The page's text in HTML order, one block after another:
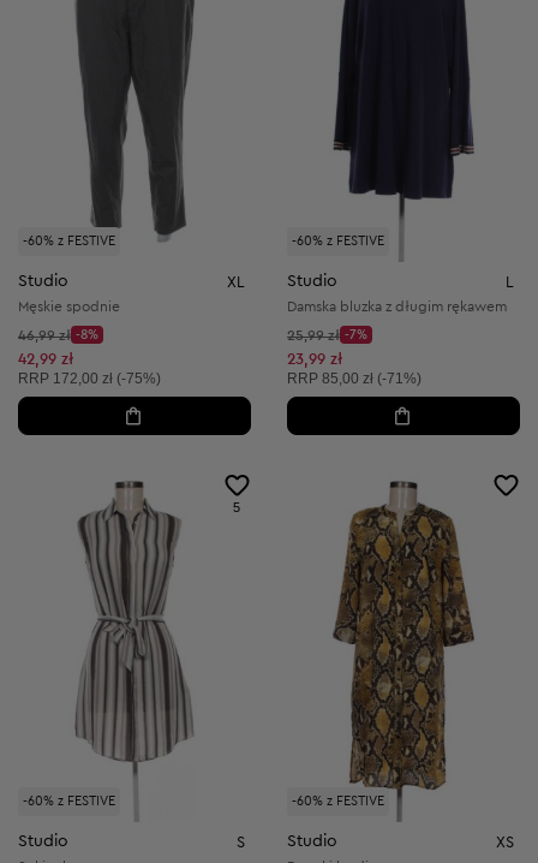
-60% z FESTIVE
Studio XL
Męskie spodnie
Cena początkowa:
46,99 zł
Discount Price:
-8%
Obniżona cena:
42,99 zł
Cena sugerowana:
RRP 172,00 zł (-75%)
-60% z FESTIVE
Studio L
Damska bluzka z długim rękawem
Cena początkowa:
25,99 zł
Discount Price:
-7%
Obniżona cena:
23,99 zł
Cena sugerowana:
RRP 85,00 zł (-71%)
-60% z FESTIVE
5
Studio S
-60% z FESTIVE
Studio XS